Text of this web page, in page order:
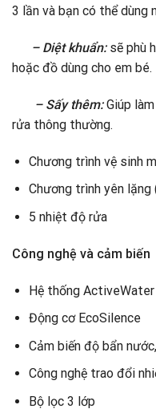
3 lần và bạn có thể dùng
– Diệt khuẩn: sẽ phù
hoặc đồ dùng cho em bé.
– Sấy thêm:Giúp
rửa thông thường.
Chương trình vệ sinh
Chương trình yên lặng
5 nhiệt độ rửa
Công nghệ và cảm biến
Hệ thống ActiveWater
Động cơ EcoSilence
Cảm biến độ bẩn
Công nghệ trao đổi
Bộ lọc 3 lớp